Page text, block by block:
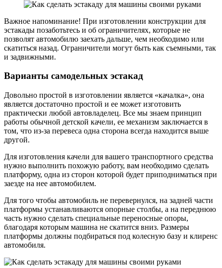
Важное напоминание! При изготовлении конструкции для
эстакады позаботьтесь и об ограничителях, которые не
позволят автомобилю заехать дальше, чем необходимо или
скатиться назад. Ограничители могут быть как съемными, так
и задвижными.
Варианты самодельных эстакад
Довольно простой в изготовлении является «качалка», она
является достаточно простой и ее может изготовить
практически любой автовладелец. Все мы знаем принцип
работы обычной детской качели, ее механизм заключается в
том, что из-за перевеса одна сторона всегда находится выше
другой.
Для изготовления качели для вашего транспортного средства
нужно выполнить похожую работу, вам необходимо сделать
платформу, одна из сторон которой будет приподниматься при
заезде на нее автомобилем.
Для того чтобы автомобиль не перевернулся, на задней части
платформы устанавливаются опорные столбы, а на переднюю
часть нужно сделать специальные переносные опоры,
благодаря которым машина не скатится вниз. Размеры
платформы должны подбираться под колесную базу и клиренс
автомобиля.